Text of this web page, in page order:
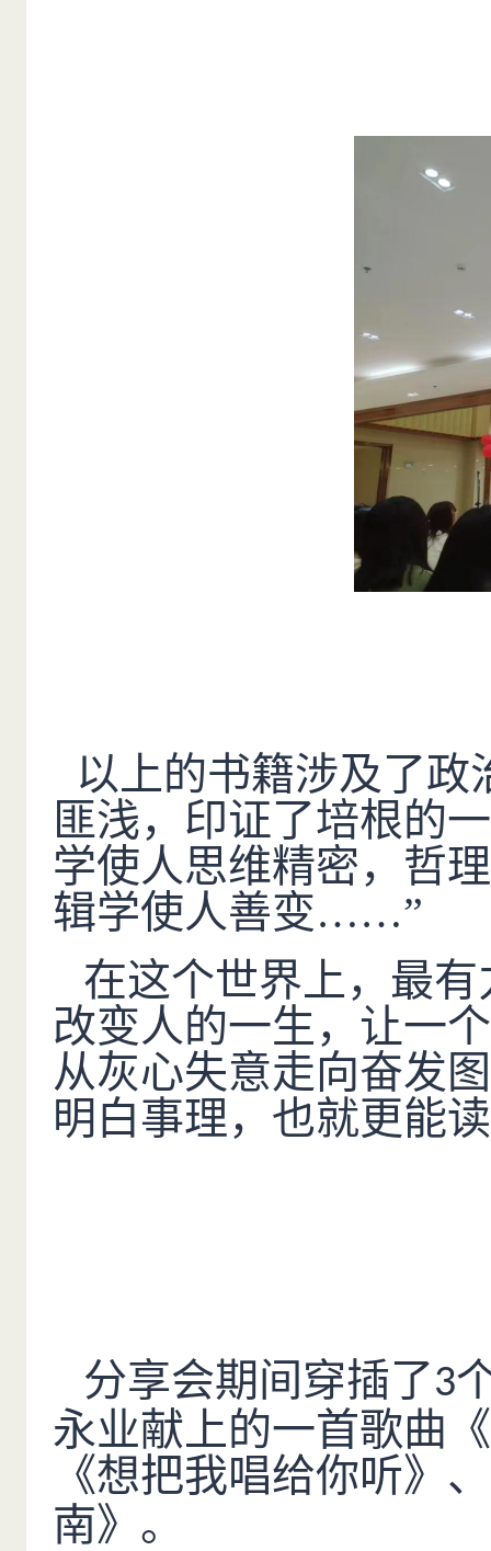
以上的书籍涉及了
匪浅，印证了培根的
学使人思维精密，哲
辑学使人善变……”
在这个世界上，最
改变人的一生，让一
从灰心失意走向奋发
明白事理，也就更能
分享会期间穿插了3
永业献上的一首歌曲
《想把我唱给你听》、
南》。